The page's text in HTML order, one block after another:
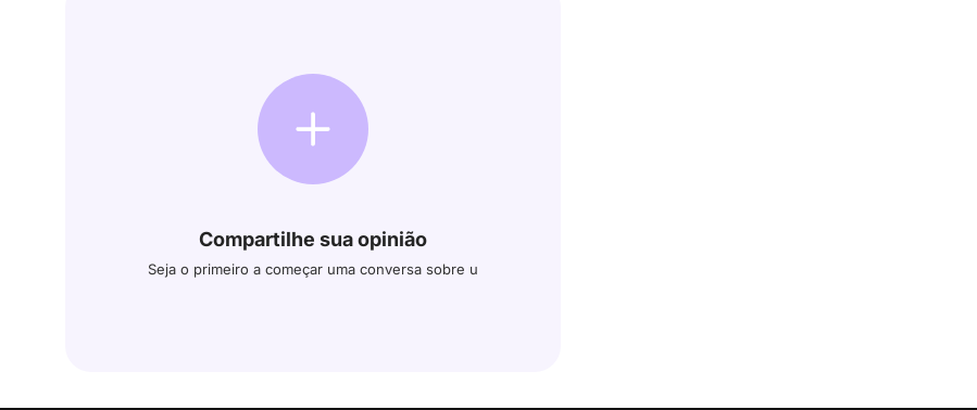
Compartilhe sua opinião
Seja o primeiro a começar uma conversa sobre u